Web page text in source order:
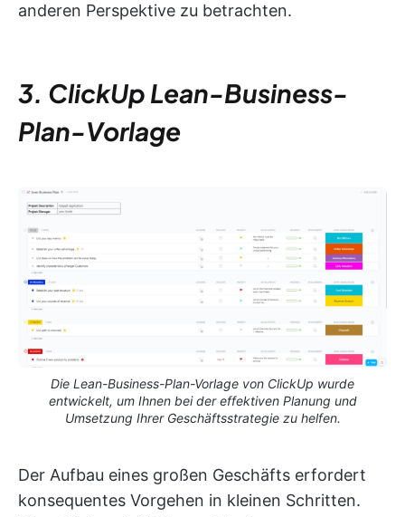
anderen Perspektive zu betrachten.
3. ClickUp Lean-Business-
Plan-Vorlage
Die Lean-Business-Plan-Vorlage von ClickUp wurde
entwickelt, um Ihnen bei der effektiven Planung und
Umsetzung Ihrer Geschäftsstrategie zu helfen.
Der Aufbau eines großen Geschäfts erfordert
konsequentes Vorgehen in kleinen Schritten.